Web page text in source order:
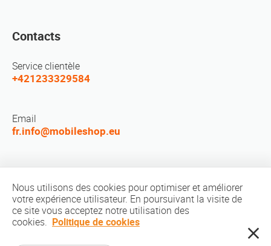
Contacts
Service clientèle
+421233329584
Email
fr.info@mobileshop.eu
Nous utilisons des cookies pour optimiser et améliorer
votre expérience utilisateur. En poursuivant la visite de
ce site vous acceptez notre utilisation des
cookies. Politique de cookies